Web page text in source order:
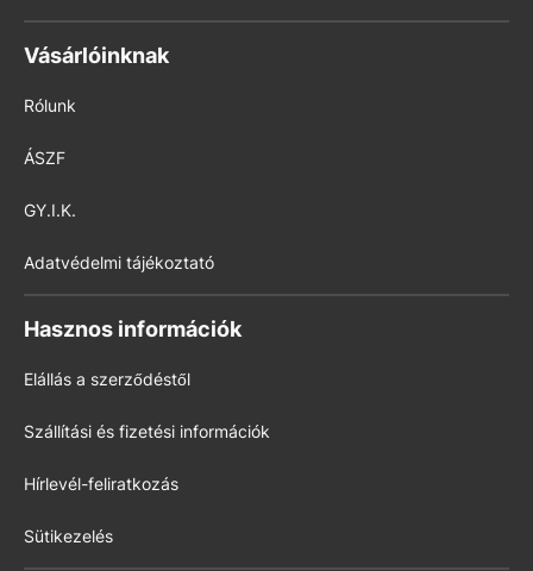
Vásárlóinknak
Rólunk
ÁSZF
GY.I.K.
Adatvédelmi tájékoztató
Hasznos információk
Elállás a szerződéstől
Szállítási és fizetési információk
Hírlevél-feliratkozás
Sütikezelés